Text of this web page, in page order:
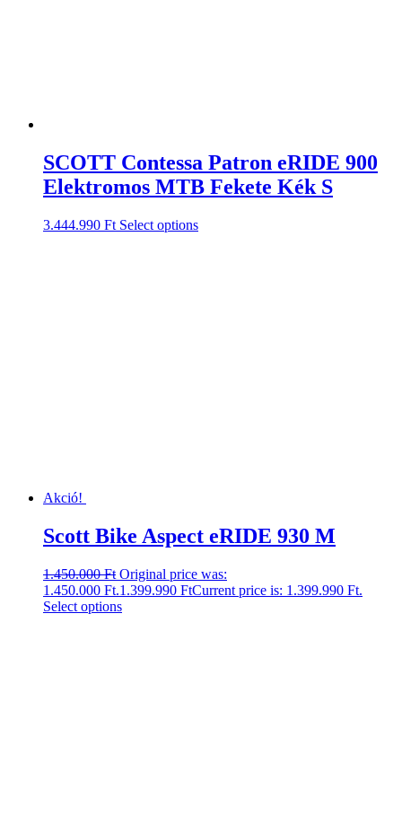
SCOTT Contessa Patron eRIDE 900
Elektromos MTB Fekete Kék S
3.444.990 Ft Select options
Akció!
Scott Bike Aspect eRIDE 930 M
1.450.000Ft Original price was:
1.450.000 Ft.1.399.990 FtCurrent price is: 1.399.990 Ft.
Select options